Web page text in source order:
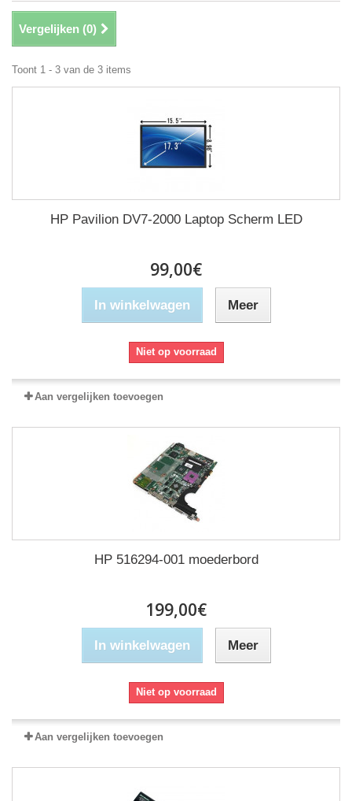
Vergelijken (0)
Toont 1 - 3 van de 3 items
HP Pavilion DV7-2000 Laptop Scherm LED
99,00€
In winkelwagen Meer
Niet op voorraad
Aan vergelijken toevoegen
HP 516294-001 moederbord
199,00€
In winkelwagen Meer
Niet op voorraad
Aan vergelijken toevoegen